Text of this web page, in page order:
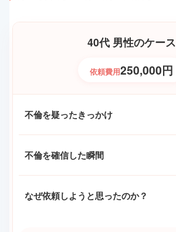
40代 男性のケース
依頼費用250,000円
不倫を疑ったきっかけ
不倫を確信した瞬間
なぜ依頼しようと思ったのか？